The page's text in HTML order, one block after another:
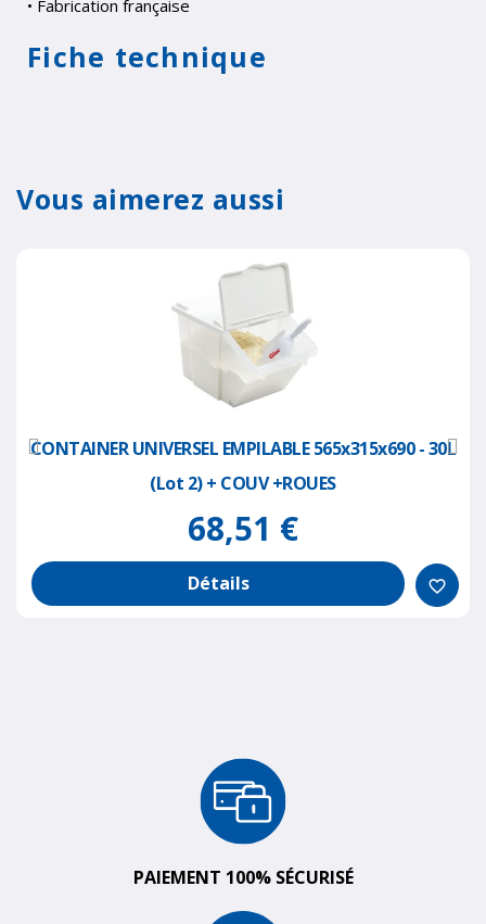
• Fabrication française
Fiche technique
Vous aimerez aussi
CONTAINER UNIVERSEL EMPILABLE 565x315x690 - 30L
(lot 2) + COUV +ROUES
68,51 €
Détails favorite_border
PAIEMENT 100% SÉCURISÉ